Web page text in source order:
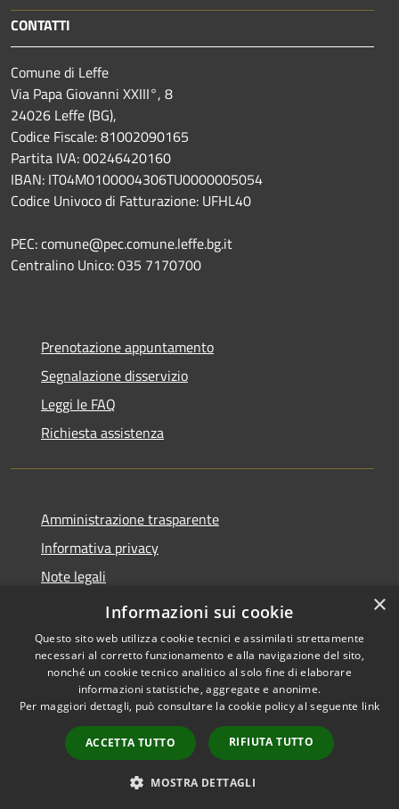
CONTATTI
Comune di Leffe
Via Papa Giovanni XXIII°, 8
24026 Leffe (BG),
Codice Fiscale: 81002090165
Partita IVA: 00246420160
IBAN: IT04M0100004306TU0000005054
Codice Univoco di Fatturazione: UFHL40
PEC: comune@pec.comune.leffe.bg.it
Centralino Unico: 035 7170700
Prenotazione appuntamento
Segnalazione disservizio
Leggi le FAQ
Richiesta assistenza
Amministrazione trasparente
Informativa privacy
Note legali
Dichiarazione di accessibilità
Accessibilità
Copyright © 2026 • Comune di
Leffe • Powered by
Municipium•
Accesso
redazione
×
Informazioni sui cookie
Questo sito web utilizza cookie tecnici e assimilati strettamente
necessari al corretto funzionamento e alla navigazione del sito,
nonché un cookie tecnico analitico al solo fine di elaborare
informazioni statistiche, aggregate e anonime.
Per maggiori dettagli, può consultare la cookie policy al seguente link
ACCETTA TUTTO RIFIUTA TUTTO
MOSTRA DETTAGLI